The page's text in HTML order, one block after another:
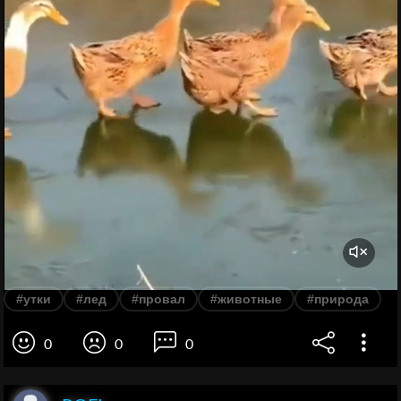
#утки #лед #провал #животные #природа
0 0 0